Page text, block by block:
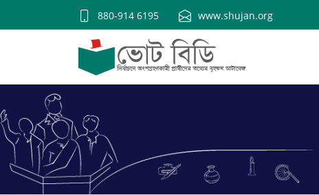
880-914 6195 www.shujan.org